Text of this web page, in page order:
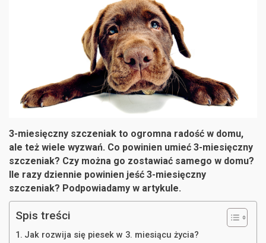
3-miesięczny szczeniak to ogromna radość w domu,
ale też wiele wyzwań. Co powinien umieć 3-miesięczny
szczeniak? Czy można go zostawiać samego w domu?
Ile razy dziennie powinien jeść 3-miesięczny
szczeniak? Podpowiadamy w artykule.
Spis treści
Jak rozwija się piesek w 3. miesiącu życia?